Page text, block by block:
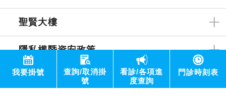
我要掛號
查詢/取消掛
號
看診/各項進
度查詢
門診時刻表
聖賢大樓
隱私權暨資安政策
網站內容為新光醫院所有未經許可 請勿任意轉載 ｜ 最佳解析
度為1440x768 | 維護者：資訊部